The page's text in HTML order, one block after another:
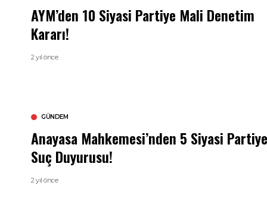
AYM’den 10 Siyasi Partiye Mali Denetim
Kararı!
2 yıl önce
GÜNDEM
Anayasa Mahkemesi’nden 5 Siyasi Partiye
Suç Duyurusu!
2 yıl önce